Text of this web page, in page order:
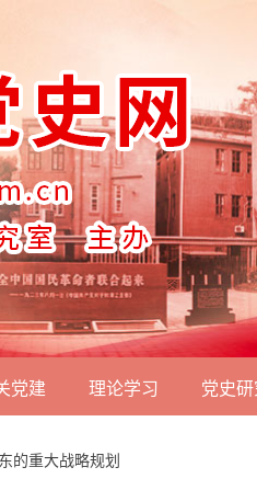
党建 理论学习 党史
的重大战略规划